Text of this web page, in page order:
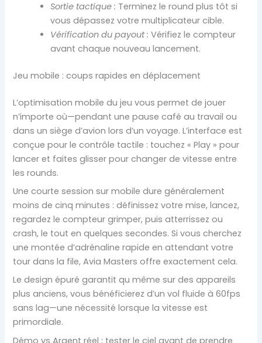
Sortie tactique : Terminez le round plus tôt si
vous dépassez votre multiplicateur cible.
Vérification du payout : Vérifiez le compteur
avant chaque nouveau lancement.
Jeu mobile : coups rapides en déplacement
L’optimisation mobile du jeu vous permet de jouer
n’importe où—pendant une pause café au travail ou
dans un siège d’avion lors d’un voyage. L’interface est
conçue pour le contrôle tactile : touchez « Play » pour
lancer et faites glisser pour changer de vitesse entre
les rounds.
Une courte session sur mobile dure généralement
moins de cinq minutes : définissez votre mise, lancez,
regardez le compteur grimper, puis atterrissez ou
crash, le tout en quelques secondes. Si vous cherchez
une montée d’adrénaline rapide en attendant votre
tour dans la file, Avia Masters offre exactement cela.
Le design épuré garantit qu même sur des appareils
plus anciens, vous bénéficierez d’un vol fluide à 60fps
sans lag—une nécessité lorsque la vitesse est
primordiale.
Démo vs Argent réel : tester le ciel avant de prendre